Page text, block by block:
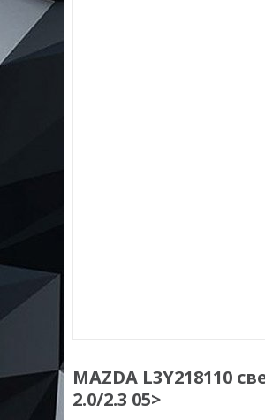
MAZDA L3Y218110
2.0/2.3 05>